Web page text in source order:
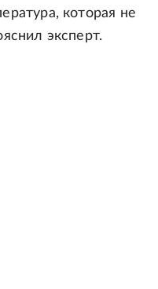
которая не
эксперт.